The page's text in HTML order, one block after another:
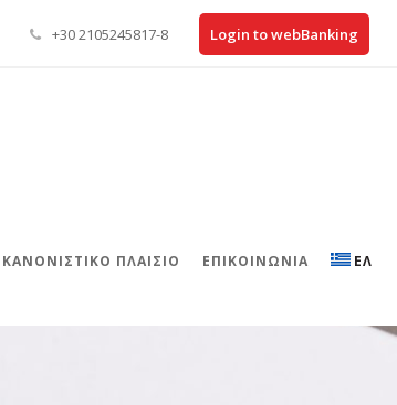
+30 2105245817-8 Login to webBanking
ΚΑΝΟΝΙΣΤΙΚΌ ΠΛΑΊΣΙΟ ΕΠΙΚΟΙΝΩΝΊΑ ΕΛ